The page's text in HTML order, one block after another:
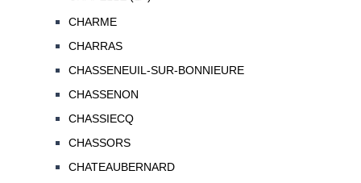
CHARME
CHARRAS
CHASSENEUIL-SUR-BONNIEURE
CHASSENON
CHASSIECQ
CHASSORS
CHATEAUBERNARD